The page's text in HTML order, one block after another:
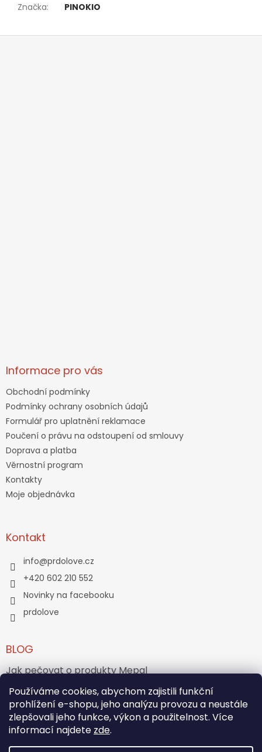
Používáme cookies, abychom zajistili funkční
prohlížení e-shopu, jeho analýzu provozu a neustále
zlepšovali jeho funkce, výkon a použitelnost. Více
informací najdete zde.
Značka: PINOKIO
Z
Informace pro vás
Obchodní podmínky
Podmínky ochrany osobních údajů
Formulář pro uplatnění reklamace
Poučení o právu na odstoupení od smlouvy
Doprava a platba
Věrnostní program
Kontakty
Moje objednávka
Kontakt
info@prdolove.cz
+420 602 210 552
Novinky na facebooku
prdolove
BLOG
Jak pečovat o produkty Mepal
Jak vznikl medvídek Teddy Bear?
ARCHIV